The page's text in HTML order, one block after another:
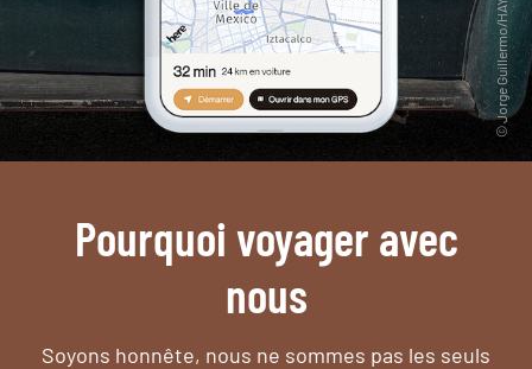
Pourquoi voyager avec
nous
Soyons honnête, nous ne sommes pas les seuls